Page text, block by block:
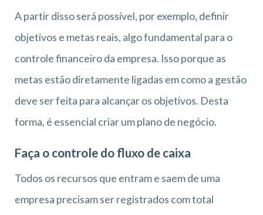
A partir disso será possível, por exemplo, definir
objetivos e metas reais, algo fundamental para o
controle financeiro da empresa. Isso porque as
metas estão diretamente ligadas em como a gestão
deve ser feita para alcançar os objetivos. Desta
forma, é essencial criar um plano de negócio.
Faça o controle do fluxo de caixa
Todos os recursos que entram e saem de uma
empresa precisam ser registrados com total